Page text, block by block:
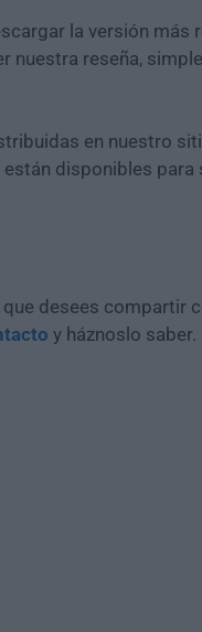
la versión más
nuestra reseña,
en nuestro
disponibles para
desees compartir
y háznoslo saber.